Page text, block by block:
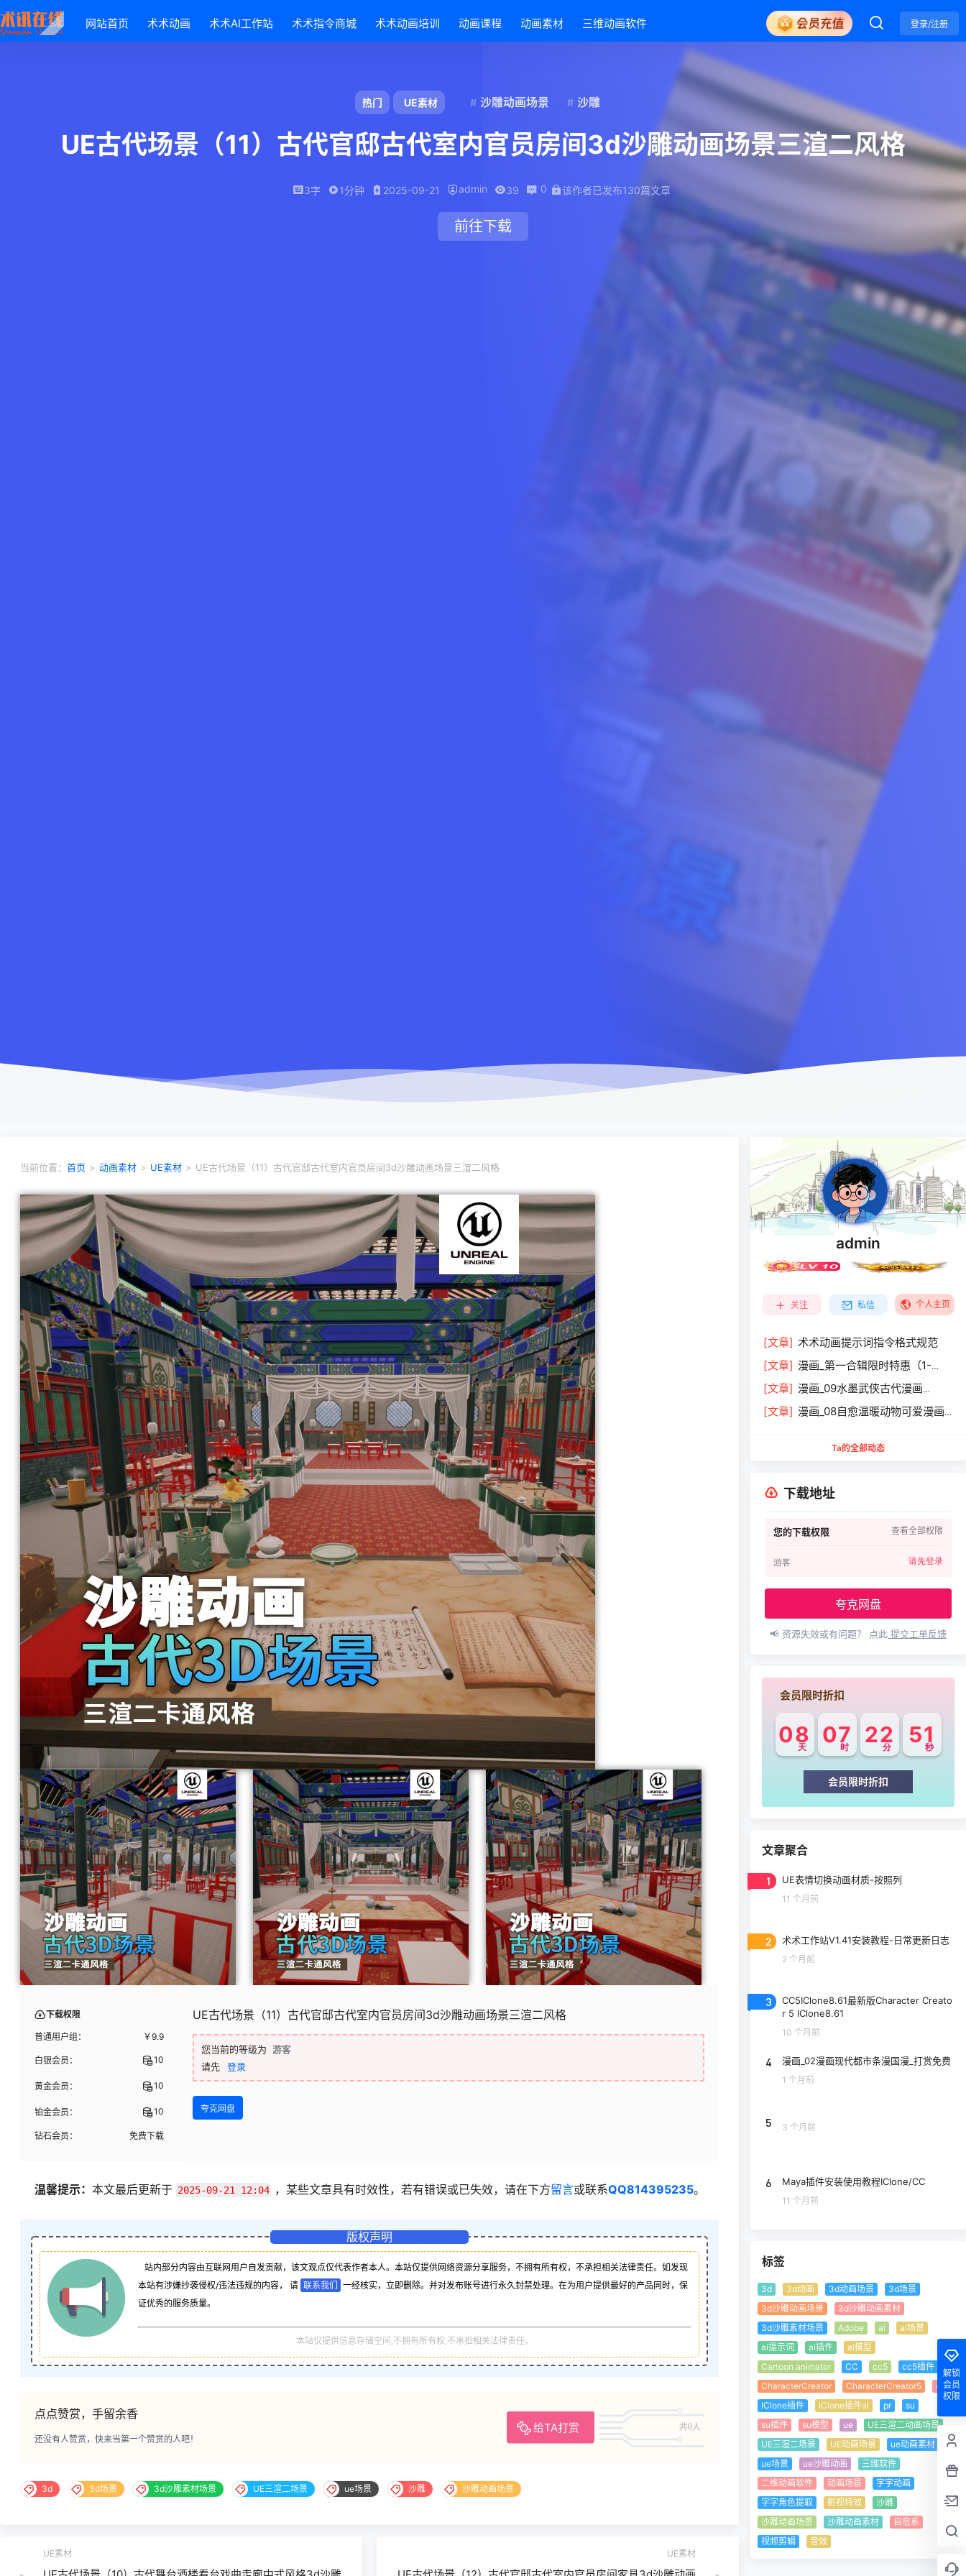
网站首页 术术动画 术术AI工作站 术术指令商城 术术动画培训 动画课程 动画素材 三维动画软件 登录/注册
热门 UE素材 沙雕动画场景 沙雕
UE古代场景（11）古代官邸古代室内官员房间3d沙雕动画场景三渲二风格
3字 1分钟 2025-09-21 admin 39 0 该作者已发布130篇文章
前往下载
当前位置： 首页 > 动画素材 > UE素材 > UE古代场景（11）古代官邸古代室内官员房间3d沙雕动画场景三渲二风格
下载权限
普通用户组： ￥9.9
白银会员： 10
黄金会员： 10
铂金会员： 10
钻石会员： 免费下载
UE古代场景（11）古代官邸古代室内官员房间3d沙雕动画场景三渲二风格
您当前的等级为 游客
请先
登录
夸克网盘
温馨提示： 本文最后更新于 2025-09-21 12:04 ，某些文章具有时效性，若有错误或已失效，请在下方留言或联系QQ814395235。
版权声明
站内部分内容由互联网用户自发贡献，该文观点仅代表作者本人。本站仅提供网络资源分享服务，不拥有所有权，不承担相关法律责任。如发现
本站有涉嫌抄袭侵权/违法违规的内容， 请 联系我们 一经核实，立即删除。并对发布账号进行永久封禁处理。在为用户提供最好的产品同时，保
证优秀的服务质量。
本站仅提供信息存储空间,不拥有所有权,不承担相关法律责任。
点点赞赏，手留余香
给TA打赏 共0人
还没有人赞赏，快来当第一个赞赏的人吧！
3d 3d场景 3d沙雕素材场景 UE三渲二场景 ue场景 沙雕 沙雕动画场景
UE素材 UE素材
admin
关注 私信 个人主页
[文章] 术术动画提示词指令格式规范
[文章] 漫画_第一合辑限时特惠（1-
9）￥119.9
[文章] 漫画_09水墨武侠古代漫画
￥29.9
[文章] 漫画_08自愈温暖动物可爱漫画
Ta的全部动态
下载地址
您的下载权限 查看全部权限
游客 请先登录
夸克网盘
📢 资源失效或有问题？ 点此 提交工单反馈
会员限时折扣
天
08 时
07 分
22 秒
51
会员限时折扣
文章聚合
1 UE表情切换动画材质-按照列
11 个月前
2 术术工作站V1.41安装教程-日常更新日志
2 个月前
3
CC5IClone8.61最新版Character Creato
r 5 IClone8.61
10 个月前
4 漫画_02漫画现代都市条漫国漫_打赏免费
1 个月前
5 3 个月前
6 Maya插件安装使用教程IClone/CC
11 个月前
标签
3d 3d动画 3d动画场景
3d场景
3d沙雕动画场景
3d沙雕动画素材
3d沙雕素材场景
Adobe ai
ai场景
ai提示词
ai插件
ai模型
Cartoon animator
CC cc5
cc5插件
CharacterCreator
CharacterCreator5
cta
IClone插件
IClone插件ai pr
su
su插件
su模型 ue
UE三渲二动画场景
UE三渲二场景
UE动画场景
ue动画素材
ue场景
ue沙雕动画
三维软件
二维动画软件
动画场景
字字动画
字字角色提取
影视特效
沙雕
沙雕动画场景
沙雕动画素材
自愈系
视频剪辑
音效
解锁
会员
权限